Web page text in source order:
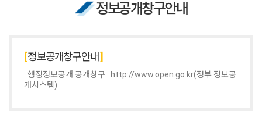
정보공개창구안내
정보공개창구안내
· 행정정보공개 공개창구 : http://www.open.go.kr(정부 정보공
개시스템)